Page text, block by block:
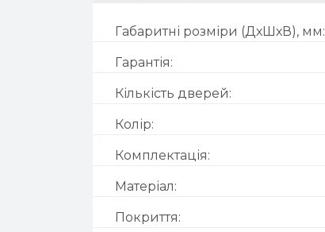
Габаритні розміри (ДхШхВ), мм:
Гарантія:
Кількість дверей:
Колір:
Комплектація:
Матеріал:
Покриття: